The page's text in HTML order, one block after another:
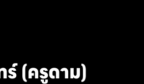
(ครูดาม)